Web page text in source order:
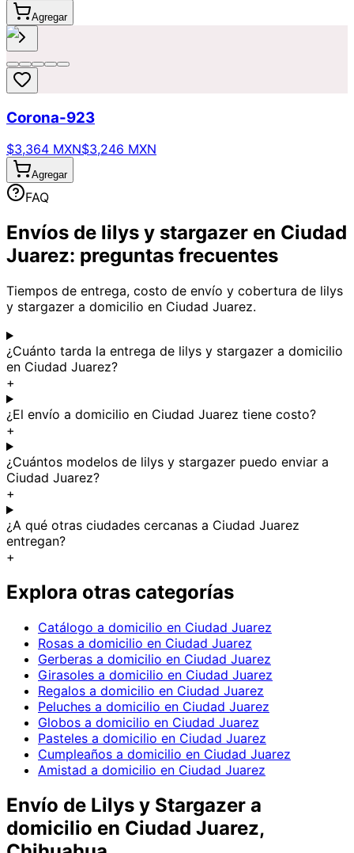
Agregar
Corona-923
$3,364 MXN$3,246 MXN
Agregar
FAQ
Envíos de lilys y stargazer en Ciudad
Juarez: preguntas frecuentes
Tiempos de entrega, costo de envío y cobertura de lilys
y stargazer a domicilio en Ciudad Juarez.
¿Cuánto tarda la entrega de lilys y stargazer a domicilio
en Ciudad Juarez?
+
¿El envío a domicilio en Ciudad Juarez tiene costo?
+
¿Cuántos modelos de lilys y stargazer puedo enviar a
Ciudad Juarez?
+
¿A qué otras ciudades cercanas a Ciudad Juarez
entregan?
+
Explora otras categorías
Catálogo a domicilio en Ciudad Juarez
Rosas a domicilio en Ciudad Juarez
Gerberas a domicilio en Ciudad Juarez
Girasoles a domicilio en Ciudad Juarez
Regalos a domicilio en Ciudad Juarez
Peluches a domicilio en Ciudad Juarez
Globos a domicilio en Ciudad Juarez
Pasteles a domicilio en Ciudad Juarez
Cumpleaños a domicilio en Ciudad Juarez
Amistad a domicilio en Ciudad Juarez
Envío de Lilys y Stargazer a
domicilio en Ciudad Juarez,